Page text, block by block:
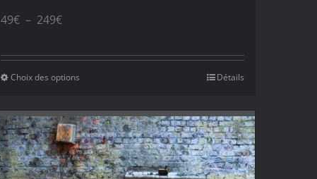
49€ – 249€Plage
prix :
à
249€
Choix des options Détails